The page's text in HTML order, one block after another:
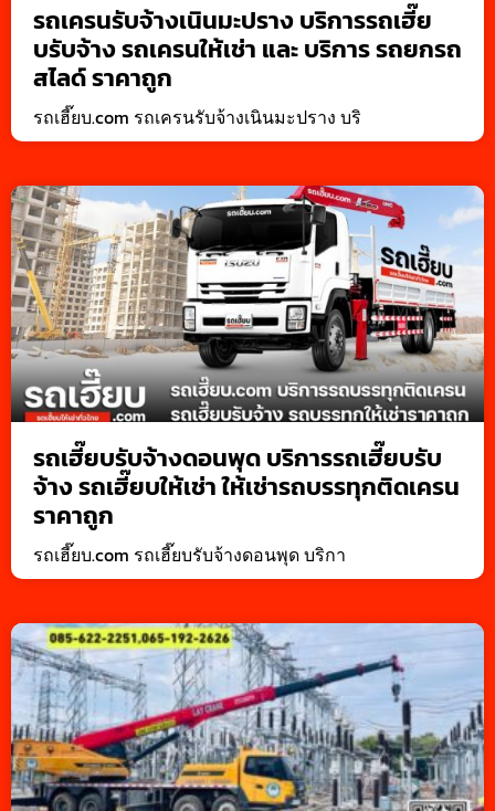
รถเครนรับจ้างเนินมะปราง บริการรถเฮี๊ย
บรับจ้าง รถเครนให้เช่า และ บริการ รถยกรถ
สไลด์ ราคาถูก
รถเฮี๊ยบ.com รถเครนรับจ้างเนินมะปราง บริ
รถเฮี๊ยบรับจ้างดอนพุด บริการรถเฮี๊ยบรับ
จ้าง รถเฮี๊ยบให้เช่า ให้เช่ารถบรรทุกติดเครน
ราคาถูก
รถเฮี๊ยบ.com รถเฮี๊ยบรับจ้างดอนพุด บริกา